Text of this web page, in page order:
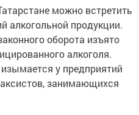
можно встретить
алкогольной продукции.
оборота изъято
алкоголя.
у предприятий
занимающихся